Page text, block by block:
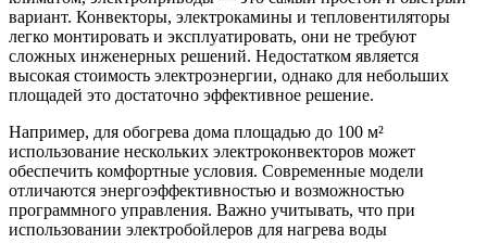
вариант. Конвекторы, электрокамины и тепловентиляторы
легко монтировать и эксплуатировать, они не требуют
сложных инженерных решений. Недостатком является
высокая стоимость электроэнергии, однако для небольших
площадей это достаточно эффективное решение.
Например, для обогрева дома площадью до 100 м²
использование нескольких электроконвекторов может
обеспечить комфортные условия. Современные модели
отличаются энергоэффективностью и возможностью
программного управления. Важно учитывать, что при
использовании электробойлеров для нагрева воды